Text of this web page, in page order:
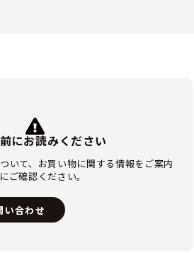
にお読みください
いて、お買い物に関する情報をご案内
ご確認ください。
い合わせ